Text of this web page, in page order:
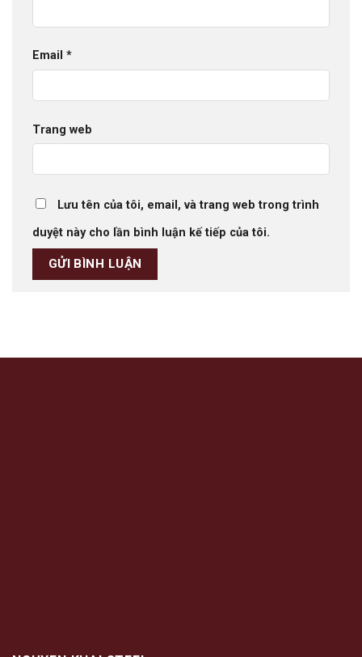
Email *
Trang web
Lưu tên của tôi, email, và trang web trong trình
duyệt này cho lần bình luận kế tiếp của tôi.